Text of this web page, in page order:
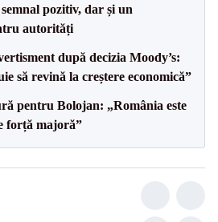
pozitiv, dar și un
autorități
după decizia Moody’s:
să revină la creștere economică”
pentru Bolojan: „România este
forță majoră”